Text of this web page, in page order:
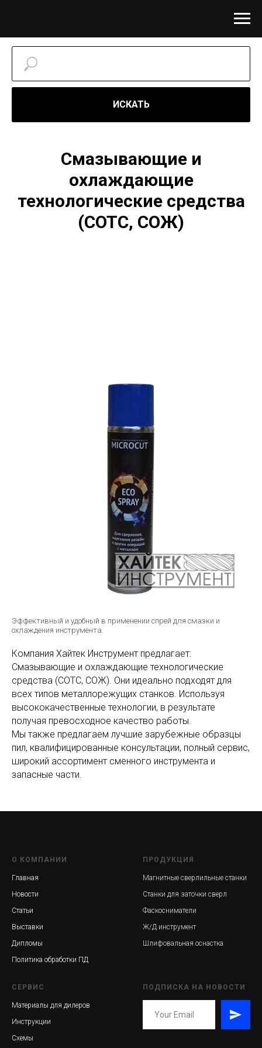
ИСКАТЬ
Смазывающие и
охлаждающие
технологические средства
(СОТС, СОЖ)
Эффективный и удобный в применении спрей для смазки и
охлаждения инструмента.
Компания Хайтек Инструмент предлагает:
Смазывающие и охлаждающие технологические
средства (СОТС, СОЖ). Они идеально подходят для
всех типов металлорежущих станков. Используя
высококачественные технологии, в результате
получая превосходное качество работы.
Мы также предлагаем лучшие зарубежные образцы
пил, квалифицированные консультации, полный сервис,
широкий ассортимент сменного инструмента и
запасные части.
О КОМПАНИИ
Главная
Новости
Статьи
Выставки
Дипломы
Политика обработки ПД
ПРОДУКЦИЯ
Магнитные сверлильные станки
Станки для заточки сверл
Фаскосниматели
Ж/Д инструмент
Шлифовальная оснастка
СЕРВИС
Материалы для дилеров
Инструкции
Схемы
ПОДПИСКА НА НОВОСТИ